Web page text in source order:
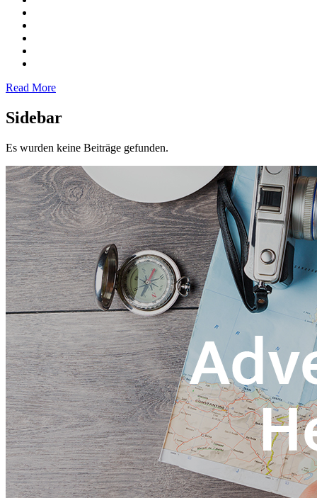
Read More
Sidebar
Es wurden keine Beiträge gefunden.